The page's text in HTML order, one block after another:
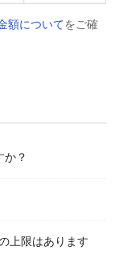
額についてをご確
か？
上限はあります